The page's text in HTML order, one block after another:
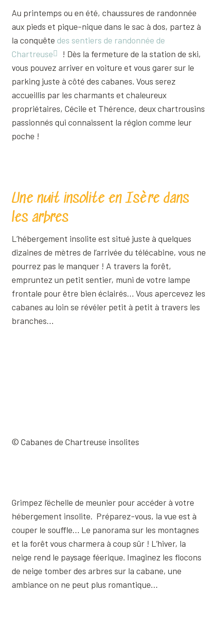
Au printemps ou en été, chaussures de randonnée
aux pieds et pique-nique dans le sac à dos, partez à
la conquête des sentiers de randonnée de
Chartreuse
! Dès la fermeture de la station de ski,
vous pouvez arriver en voiture et vous garer sur le
parking juste à côté des cabanes. Vous serez
accueillis par les charmants et chaleureux
propriétaires, Cécile et Thérence, deux chartrousins
passionnés qui connaissent la région comme leur
poche !
Une nuit insolite en Isère dans
les arbres
L’hébergement insolite est situé juste à quelques
dizaines de mètres de l’arrivée du télécabine, vous ne
pourrez pas le manquer ! A travers la forêt,
empruntez un petit sentier, muni de votre lampe
frontale pour être bien éclairés… Vous apercevez les
cabanes au loin se révéler petit à petit à travers les
branches…
© Cabanes de Chartreuse insolites
Grimpez l’échelle de meunier pour accéder à votre
hébergement insolite. Préparez-vous, la vue est à
couper le souffle… Le panorama sur les montagnes
et la forêt vous charmera à coup sûr ! L’hiver, la
neige rend le paysage féerique. Imaginez les flocons
de neige tomber des arbres sur la cabane, une
ambiance on ne peut plus romantique…